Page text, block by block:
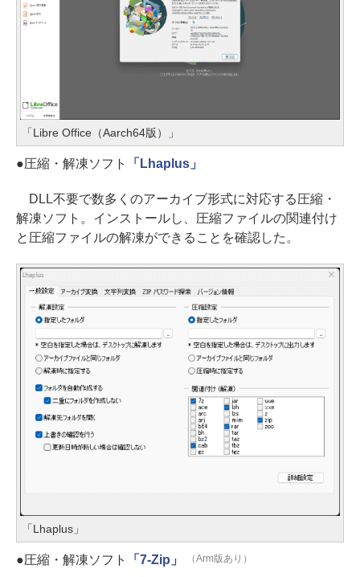
「Libre Office（Aarch64版）」
●圧縮・解凍ソフト 「Lhaplus」
DLL不要で数多くのアーカイブ形式に対応する圧縮・
解凍ソフト。インストールし、圧縮ファイルの関連付け
と圧縮ファイルの解凍ができることを確認した。
「Lhaplus」
●圧縮・解凍ソフト 「7-Zip」 （Arm版あり）